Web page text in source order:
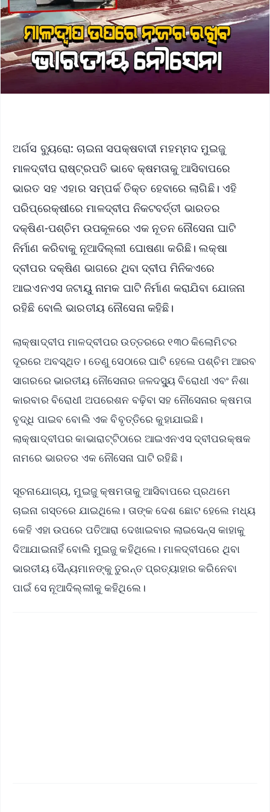
ଅର୍ଗସ ବ୍ୟୁରୋ: ଚାଇନା ସପକ୍ଷବାଦୀ ମହମ୍ମଦ ମୁଇଜୁ
ମାଳଦ୍ବୀପ ରାଷ୍ଟ୍ରପତି ଭାବେ କ୍ଷମତାକୁ ଆସିବାପରେ
ଭାରତ ସହ ଏହାର ସମ୍ପର୍କ ତିକ୍ତ ହେବାରେ ଲାଗିଛି। ଏହି
ପରିପ୍ରେକ୍ଷୀରେ ମାଳଦ୍ବୀପ ନିକଟବର୍ତ୍ତୀ ଭାରତର
ଦକ୍ଷିଣ-ପଶ୍ଚିମ ଉପକୂଳରେ ଏକ ନୂତନ ନୌସେନା ଘାଟି
ନିର୍ମାଣ କରିବାକୁ ନୂଆଦିଲ୍ଲୀ ଘୋଷଣା କରିଛି। ଲକ୍ଷା
ଦ୍ବୀପର ଦକ୍ଷିଣ ଭାଗରେ ଥିବା ଦ୍ବୀପ ମିନିକଏରେ
ଆଇଏନଏସ ଜଟାୟୁ ନାମକ ଘାଟି ନିର୍ମାଣ କରାଯିବା ଯୋଜନା
ରହିଛି ବୋଲି ଭାରତୀୟ ନୌସେନା କହିଛି।
ଲାକ୍ଷାଦ୍ବୀପ ମାଳଦ୍ବୀପର ଉତ୍ତରରେ ୧୩୦ କିଲୋମିଟର
ଦୂରରେ ଅବସ୍ଥିତ। ତେଣୁ ସେଠାରେ ଘାଟି ହେଲେ ପଶ୍ଚିମ ଆରବ
ସାଗରରେ ଭାରତୀୟ ନୌସେନାର ଜଳଦସ୍ୟୁ ବିରୋଧୀ ଏବଂ ନିଶା
କାରବାର ବିରୋଧୀ ଅପରେଶନ ବଢ଼ିବା ସହ ନୌସେନାର କ୍ଷମତା
ବୃଦ୍ଧି ପାଇବ ବୋଲି ଏକ ବିବୃତ୍ତିରେ କୁହାଯାଇଛି।
ଲାକ୍ଷାଦ୍ବୀପର କାଭାରାଟ୍ଟିଠାରେ ଆଇଏନଏସ ଦ୍ବୀପରକ୍ଷକ
ନାମରେ ଭାରତର ଏକ ନୌସେନା ଘାଟି ରହିଛି।
ସୂଚନାଯୋଗ୍ୟ, ମୁଇଜୁ କ୍ଷମତାକୁ ଆସିବାପରେ ପ୍ରଥମେ
ଚାଇନା ଗସ୍ତରେ ଯାଇଥିଲେ। ତାଙ୍କ ଦେଶ ଛୋଟ ହେଲେ ମଧ୍ୟ
କେହି ଏହା ଉପରେ ପତିଆରା ଦେଖାଇବାର ଲାଇସେନ୍ସ କାହାକୁ
ଦିଆଯାଇନାହିଁ ବୋଲି ମୁଇଜୁ କହିଥିଲେ। ମାଳଦ୍ବୀପରେ ଥିବା
ଭାରତୀୟ ସୈନ୍ୟମାନଙ୍କୁ ତୁରନ୍ତ ପ୍ରତ୍ୟାହାର କରିନେବା
ପାଇଁ ସେ ନୂଆଦିଲ୍ଲୀକୁ କହିଥିଲେ।